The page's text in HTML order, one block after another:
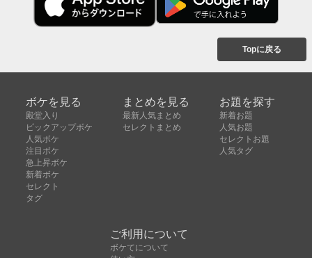
Topに戻る
ボケを見る
殿堂入り
ピックアップボケ
人気ボケ
注目ボケ
急上昇ボケ
新着ボケ
セレクト
タグ
まとめを見る
最新人気まとめ
セレクトまとめ
お題を探す
新着お題
人気お題
セレクトお題
人気タグ
ご利用について
ボケてについて